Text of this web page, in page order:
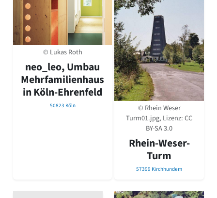
© Lukas Roth
neo_leo, Umbau
Mehrfamilienhaus
in Köln-Ehrenfeld
50823 Köln
© Rhein Weser
Turm01.jpg, Lizenz:CC
BY-SA 3.0
Rhein-Weser-
Turm
57399 Kirchhundem